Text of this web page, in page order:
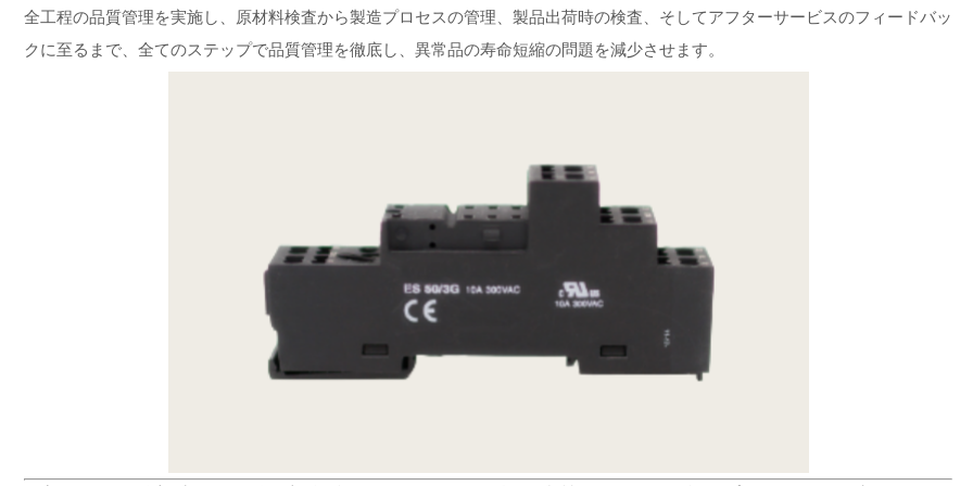
全工程の品質管理を実施し、原材料検査から製造プロセスの管理、製品出荷時の検査、そしてアフターサービスのフィードバッ
クに至るまで、全てのステップで品質管理を徹底し、異常品の寿命短縮の問題を減少させます。